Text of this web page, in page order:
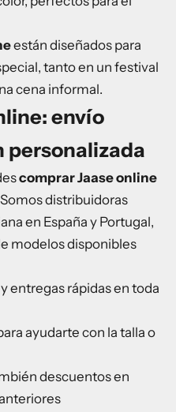
están diseñados para
tanto en un festival
cena informal.
envío
personalizada
comprar Jaase online
distribuidoras
en España y Portugal,
modelos disponibles
entregas rápidas en toda
ayudarte con la talla o
descuentos en